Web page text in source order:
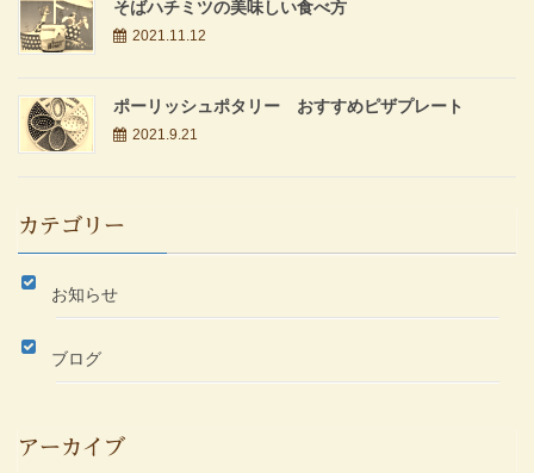
そばハチミツの美味しい食べ方
2021.11.12
ポーリッシュポタリー おすすめピザプレート
2021.9.21
カテゴリー
お知らせ
ブログ
アーカイブ